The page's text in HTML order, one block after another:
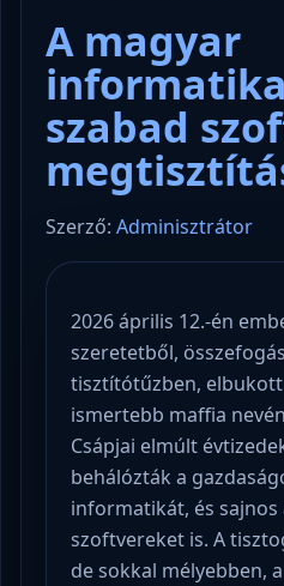
A magyar
szabad
Szerző: Adminisztrátor
2026 április 12.-én
szeretetből,
tisztítótűzben, elbukott
ismertebb maffia
Csápjai elmúlt
behálózták a
informatikát, és sajnos
szoftvereket is. A
de sokkal mélyebben,